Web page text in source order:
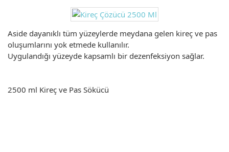
Aside dayanıklı tüm yüzeylerde meydana gelen kireç ve pas
oluşumlarını yok etmede kullanılır.
Uygulandığı yüzeyde kapsamlı bir dezenfeksiyon sağlar.
2500 ml Kireç ve Pas Sökücü